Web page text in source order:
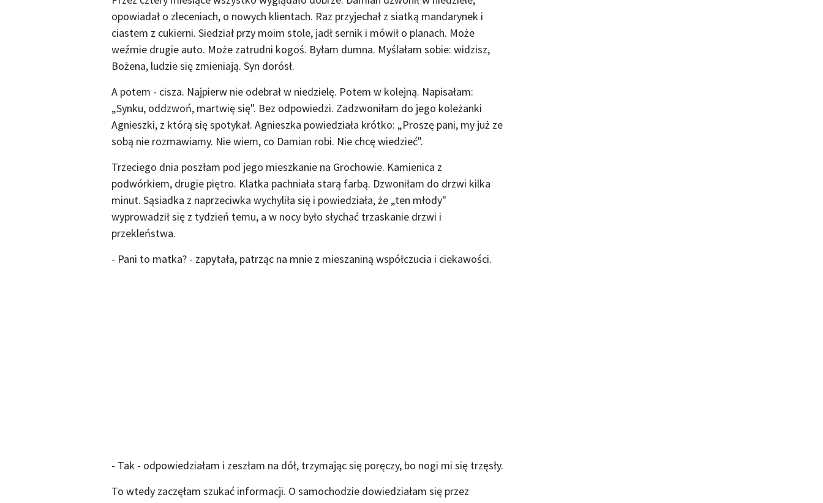
opowiadał o zleceniach, o nowych klientach. Raz przyjechał z siatką mandarynek i
ciastem z cukierni. Siedział przy moim stole, jadł sernik i mówił o planach. Może
weźmie drugie auto. Może zatrudni kogoś. Byłam dumna. Myślałam sobie: widzisz,
Bożena, ludzie się zmieniają. Syn dorósł.
A potem - cisza. Najpierw nie odebrał w niedzielę. Potem w kolejną. Napisałam:
„Synku, oddzwoń, martwię się". Bez odpowiedzi. Zadzwoniłam do jego koleżanki
Agnieszki, z którą się spotykał. Agnieszka powiedziała krótko: „Proszę pani, my już ze
sobą nie rozmawiamy. Nie wiem, co Damian robi. Nie chcę wiedzieć".
Trzeciego dnia poszłam pod jego mieszkanie na Grochowie. Kamienica z
podwórkiem, drugie piętro. Klatka pachniała starą farbą. Dzwoniłam do drzwi kilka
minut. Sąsiadka z naprzeciwka wychyliła się i powiedziała, że „ten młody"
wyprowadził się z tydzień temu, a w nocy było słychać trzaskanie drzwi i
przekleństwa.
- Pani to matka? - zapytała, patrząc na mnie z mieszaniną współczucia i ciekawości.
- Tak - odpowiedziałam i zeszłam na dół, trzymając się poręczy, bo nogi mi się trzęsły.
To wtedy zaczęłam szukać informacji. O samochodzie dowiedziałam się przez